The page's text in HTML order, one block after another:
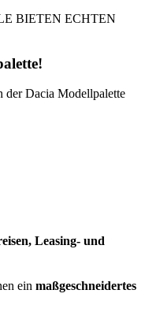
BIETEN ECHTEN
der Dacia Modellpalette
Leasing- und
einmaßgeschneidertes